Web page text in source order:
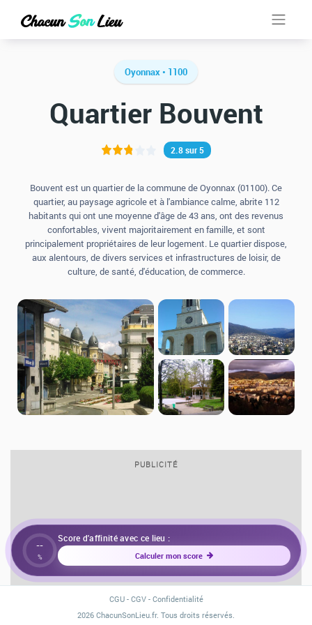
Oyonnax • 1100
Quartier Bouvent
2.8 sur 5
Bouvent est un quartier de la commune de Oyonnax (01100). Ce
quartier, au paysage agricole et à l'ambiance calme, abrite 112
habitants qui ont une moyenne d'âge de 43 ans, ont des revenus
confortables, vivent majoritairement en famille, et sont
principalement propriétaires de leur logement. Le quartier dispose,
aux alentours, de divers services et infrastructures de loisir, de
culture, de santé, d'éducation, de commerce.
PUBLICITÉ
--
%
Score d'affinité avec ce lieu :
Calculer mon score
CGU- CGV- Confidentialité
2026 ChacunSonLieu.fr. Tous droits réservés.